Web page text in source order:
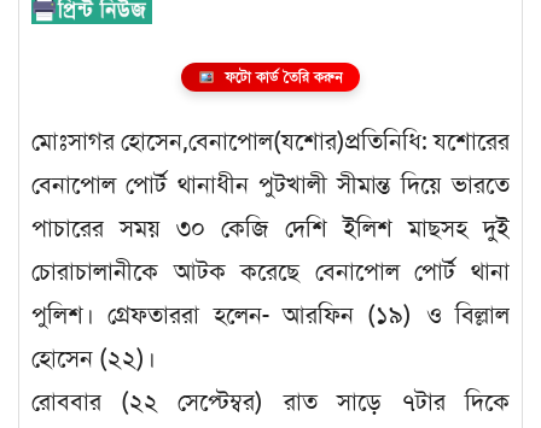
ফটো কার্ড তৈরি করুন
মোঃসাগর হোসেন,বেনাপোল(যশোর)প্রতিনিধি: যশোরের
বেনাপোল পোর্ট থানাধীন পুটখালী সীমান্ত দিয়ে ভারতে
পাচারের সময় ৩০ কেজি দেশি ইলিশ মাছসহ দুই
চোরাচালানীকে আটক করেছে বেনাপোল পোর্ট থানা
পুলিশ। গ্রেফতাররা হলেন- আরফিন (১৯) ও বিল্লাল
হোসেন (২২)।
রোববার (২২ সেপ্টেম্বর) রাত সাড়ে ৭টার দিকে